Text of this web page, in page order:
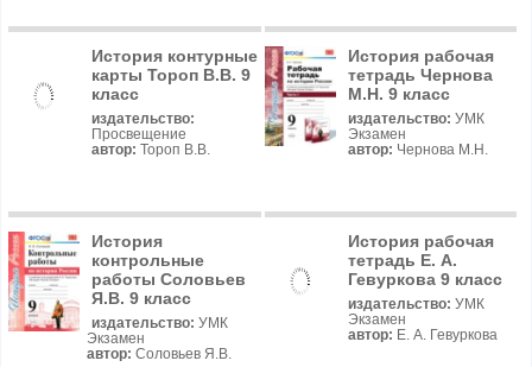
История контурные
карты Тороп В.В. 9
класс
издательство:
Просвещение
автор: Тороп В.В.
История рабочая
тетрадь Чернова
М.Н. 9 класс
издательство: УМК
Экзамен
автор: Чернова М.Н.
История
контрольные
работы Соловьев
Я.В. 9 класс
издательство: УМК
Экзамен
автор: Соловьев Я.В.
История рабочая
тетрадь Е. А.
Гевуркова 9 класс
издательство: УМК
Экзамен
автор: Е. А. Гевуркова